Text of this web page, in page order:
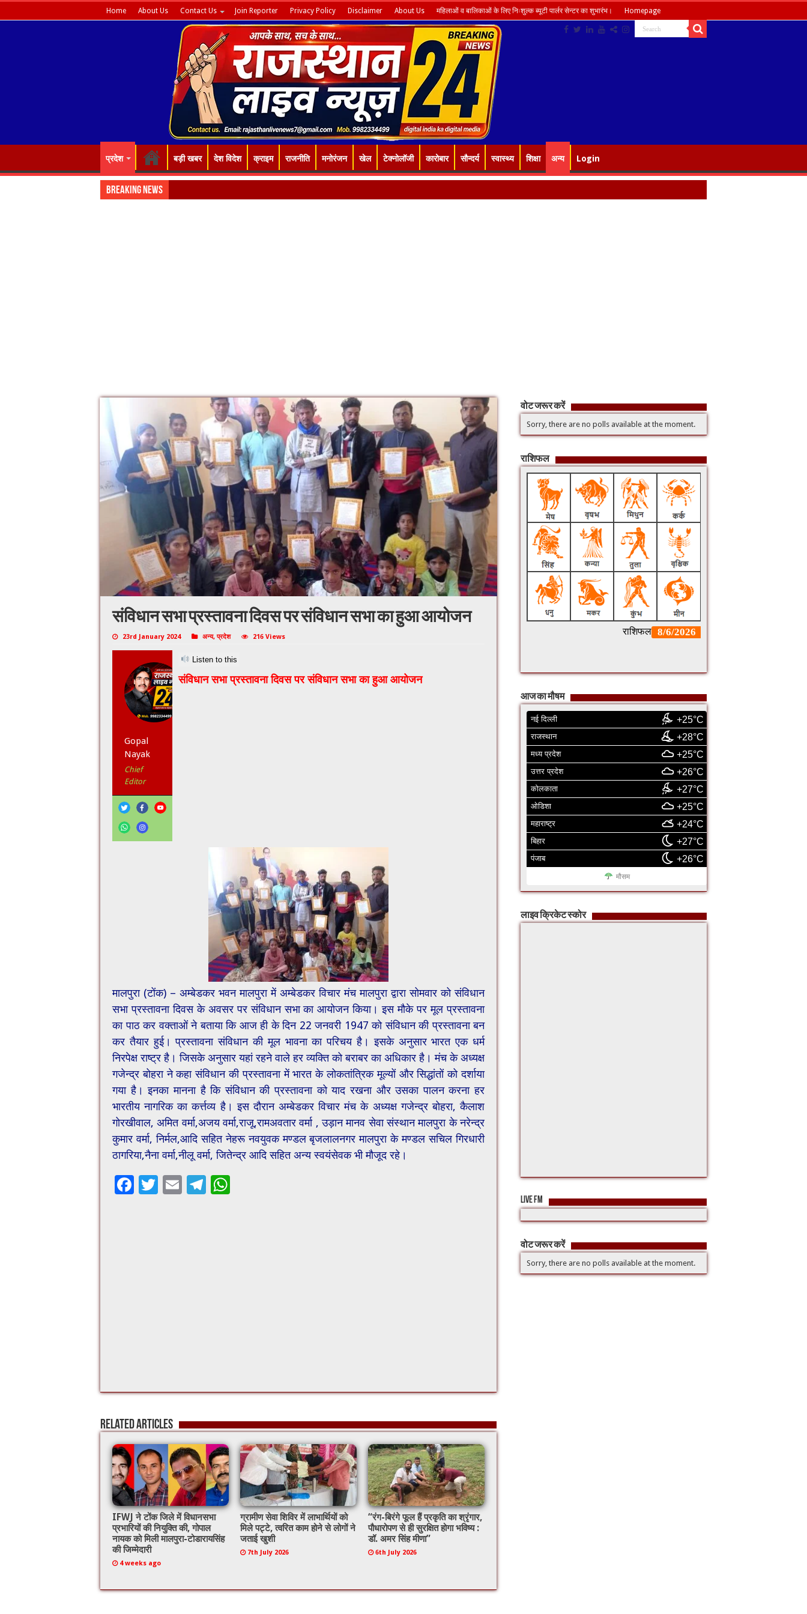
Home About Us Contact Us Join Reporter Privacy Policy Disclaimer About Us महिलाओं व बालिकाओं के लिए निःशुल्क ब्यूटी पार्लर सेन्टर का शुभारंभ। Homepage
प्रदेश बड़ी खबर देश विदेश क्राइम राजनीति मनोरंजन खेल टेक्नोलॉजी कारोबार सौन्दर्य स्वास्थ्य शिक्षा अन्य Login
Breaking News
संविधान सभा प्रस्तावना दिवस पर संविधान सभा का हुआ आयोजन
23rd January 2024 अन्य,प्रदेश 216 Views
Listen to this
Gopal
Nayak
Chief
Editor
संविधान सभा प्रस्तावना दिवस पर संविधान सभा का हुआ आयोजन
मालपुरा (टोंक) – अम्बेडकर भवन मालपुरा में अम्बेडकर विचार मंच मालपुरा द्वारा सोमवार को संविधान
सभा प्रस्तावना दिवस के अवसर पर संविधान सभा का आयोजन किया। इस मौके पर मूल प्रस्तावना
का पाठ कर वक्ताओं ने बताया कि आज ही के दिन 22 जनवरी 1947 को संविधान की प्रस्तावना बन
कर तैयार हुई। प्रस्तावना संविधान की मूल भावना का परिचय है। इसके अनुसार भारत एक धर्म
निरपेक्ष राष्ट्र है। जिसके अनुसार यहां रहने वाले हर व्यक्ति को बराबर का अधिकार है। मंच के अध्यक्ष
गजेन्द्र बोहरा ने कहा संविधान की प्रस्तावना में भारत के लोकतांत्रिक मूल्यों और सिद्धांतों को दर्शाया
गया है। इनका मानना है कि संविधान की प्रस्तावना को याद रखना और उसका पालन करना हर
भारतीय नागरिक का कर्त्तव्य है। इस दौरान अम्बेडकर विचार मंच के अध्यक्ष गजेन्द्र बोहरा, कैलाश
गोरखीवाल, अमित वर्मा,अजय वर्मा,राजू,रामअवतार वर्मा , उड़ान मानव सेवा संस्थान मालपुरा के नरेन्द्र
कुमार वर्मा, निर्मल,आदि सहित नेहरू नवयुवक मण्डल बृजलालनगर मालपुरा के मण्डल सचिल गिरधारी
ठागरिया,नैना वर्मा,नीलू वर्मा, जितेन्द्र आदि सहित अन्य स्वयंसेवक भी मौजूद रहे।
F
T
E
T
Related Articles
IFWJ ने टोंक जिले में विधानसभा
प्रभारियों की नियुक्ति की, गोपाल
नायक को मिली मालपुरा-टोडारायसिंह
की जिम्मेदारी
4 weeks ago
ग्रामीण सेवा शिविर में लाभार्थियों को
मिले पट्टे, त्वरित काम होने से लोगों ने
जताई खुशी
7th July 2026
“रंग-बिरंगे फूल हैं प्रकृति का श्रृंगार,
पौधारोपण से ही सुरक्षित होगा भविष्य :
डॉ. अमर सिंह मीणा”
6th July 2026
वोट जरूर करें
Sorry, there are no polls available at the moment.
राशिफल
आज का मौषम
नई दिल्ली +25°C
राजस्थान +28°C
मध्य प्रदेश +25°C
उत्तर प्रदेश +26°C
कोलकाता +27°C
ओडिशा +25°C
महाराष्ट्र +24°C
बिहार +27°C
पंजाब +26°C
मौसम
लाइव क्रिकेट स्कोर
LIVE FM
वोट जरूर करें
Sorry, there are no polls available at the moment.